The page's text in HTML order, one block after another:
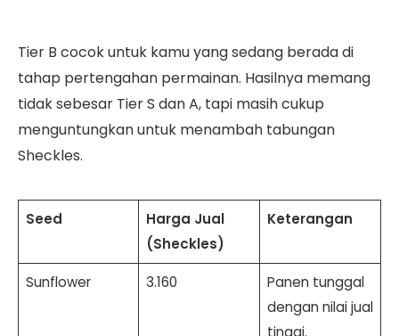
Tier B cocok untuk kamu yang sedang berada di
tahap pertengahan permainan. Hasilnya memang
tidak sebesar Tier S dan A, tapi masih cukup
menguntungkan untuk menambah tabungan
Sheckles.
Seed
Harga Jual
(Sheckles)
Keterangan
Sunflower 3.160
Panen tunggal
dengan nilai jual
tinggi.